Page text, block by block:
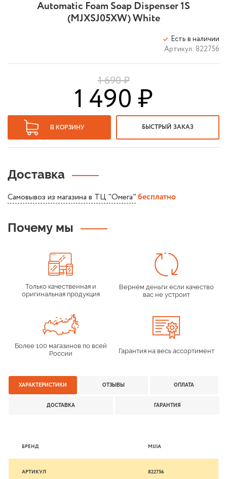
Automatic Foam Soap Dispenser 1S
(MJXSJ05XW) White
Есть в наличии
Артикул: 822756
1 690 ₽
1 490 ₽
В КОРЗИНУ БЫСТРЫЙ ЗАКАЗ
Доставка
Самовывоз из магазина в ТЦ "Омега" бесплатно
Почему мы
Только качественная и
оригинальная продукция
Вернём деньги если качество
вас не устроит
Более 100 магазинов по всей
России
Гарантия на весь ассортимент
ХАРАКТЕРИСТИКИ ОТЗЫВЫ ОПЛАТА
ДОСТАВКА ГАРАНТИЯ
БРЕНД MIJIA
АРТИКУЛ 822756